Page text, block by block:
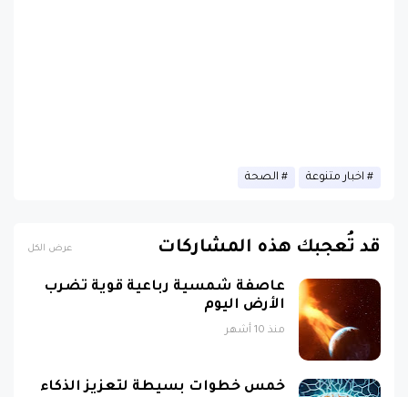
اخبار متنوعة الصحة
قد تُعجبك هذه المشاركات عرض الكل
عاصفة شمسية رباعية قوية تضرب
الأرض اليوم
منذ 10 أشهر
خمس خطوات بسيطة لتعزيز الذكاء